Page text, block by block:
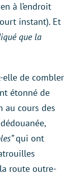
à l’endroit
instant). Et
que la
elle de combler
étonné de
au cours des
qui ont
route outre-